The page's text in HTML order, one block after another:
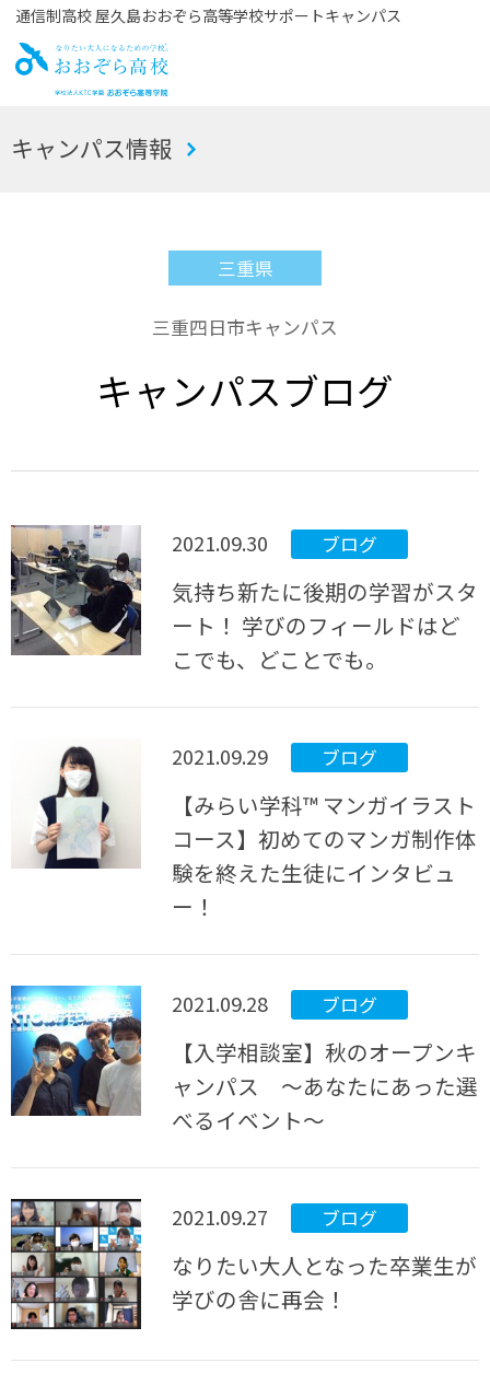
通信制高校 屋久島おおぞら高等学校サポートキャンパス
お
キャンパス情報
三重県
三重四日市キャンパス
キャンパスブログ
2021.09.30 ブログ
気持ち新たに後期の学習がスタ
ート！ 学びのフィールドはど
こでも、どことでも。
2021.09.29 ブログ
【みらい学科™ マンガイラスト
コース】初めてのマンガ制作体
験を終えた生徒にインタビュ
ー！
2021.09.28 ブログ
【入学相談室】秋のオープンキ
ャンパス ～あなたにあった選
べるイベント～
2021.09.27 ブログ
なりたい大人となった卒業生が
学びの舎に再会！